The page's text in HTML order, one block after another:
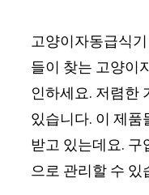
고양이자동급식
들이 찾는 고양이
인하세요. 저렴한
있습니다. 이 제
받고 있는데요.
으로 관리할 수 있